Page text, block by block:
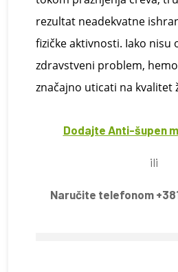
rezultat neadekvatne
fizičke aktivnosti. Iako nisu
zdravstveni problem,
značajno uticati na kvalitet
Dodajte Anti-šupen
ili
Naručite telefonom